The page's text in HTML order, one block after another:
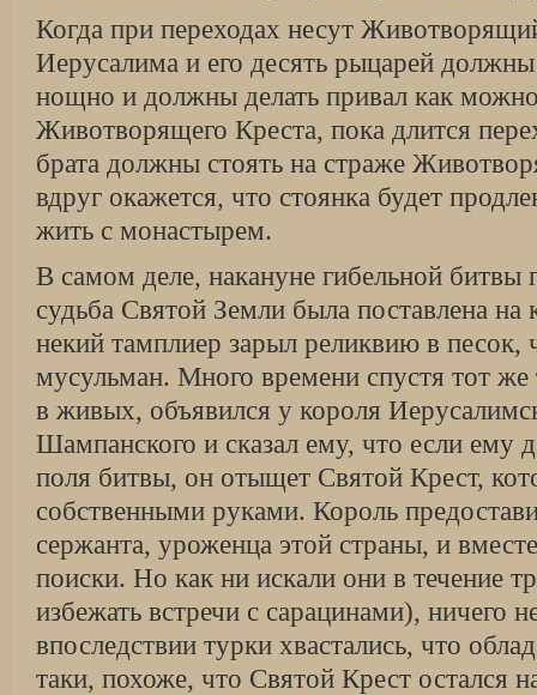
Когда при переходах несут
Иерусалима и его десять рыцарей
нощно и должны делать привал как
Животворящего Креста, пока длится
брата должны стоять на страже
вдруг окажется, что стоянка будет
жить с монастырем.
В самом деле, накануне гибельной битвы
судьба Святой Земли была поставлена на
некий тамплиер зарыл реликвию в песок,
мусульман. Много времени спустя тот
в живых, объявился у короля
Шампанского и сказал ему, что если ему
поля битвы, он отыщет Святой Крест,
собственными руками. Король
сержанта, уроженца этой страны, и
поиски. Но как ни искали они в течение
избежать встречи с сарацинами), ничего
впоследствии турки хвастались, что
таки, похоже, что Святой Крест остался